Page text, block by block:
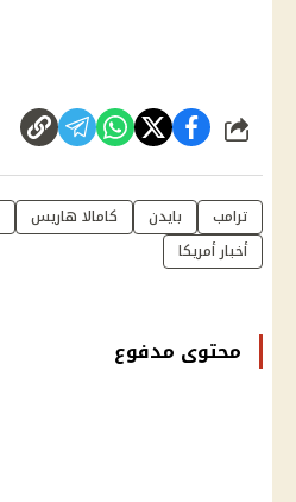
شارك
ترامب بايدن كامالا هاريس
أخبار أمريكا
محتوى مدفوع